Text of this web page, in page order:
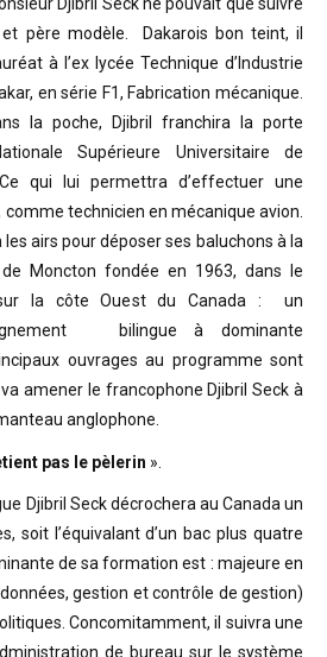
père modèle. Dakarois bon teint, il
à l’ex lycée Technique d’Industrie
en série F1, Fabrication mécanique.
la poche, Djibril franchira la porte
Supérieure Universitaire de
Ce qui lui permettra d’effectuer une
technicien en mécanique avion.
les airs pour déposer ses baluchons à la
Moncton fondée en 1963, dans le
sur la côte Ouest du Canada : un
bilingue à dominante
ouvrages au programme sont
amener le francophone Djibril Seck à
anglophone.
pas le pèlerin ».
Djibril Seck décrochera au Canada un
soit l’équivalant d’un bac plus quatre
de sa formation est : majeure en
gestion et contrôle de gestion)
Concomitamment, il suivra une
de bureau sur le système